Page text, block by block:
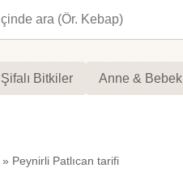
Şifalı Bitkiler Anne & Bebek
» Peynirli Patlıcan tarifi